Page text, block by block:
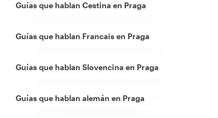
Guías que hablan Cestina en Praga
Guías que hablan Francais en Praga
Guías que hablan Slovencina en Praga
Guías que hablan alemán en Praga